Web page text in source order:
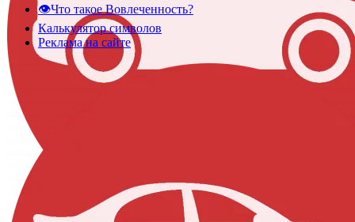
👁️Что такое Вовлеченность?
Калькулятор символов
Реклама на сайте